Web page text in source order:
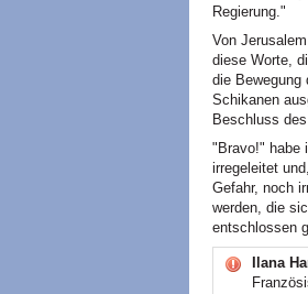
Regierung."
Von
diese Worte,
die Bewegung
Schikanen
Beschluss
"Bravo!" habe
irregeleitet
Gefahr, noch
werden, die
entschlossen
Ilana